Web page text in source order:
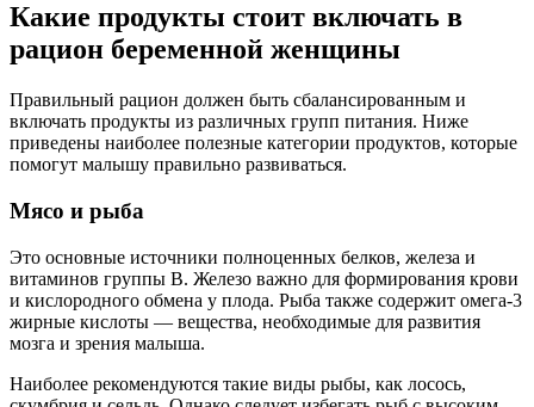
Какие продукты стоит включать в
рацион беременной женщины
Правильный рацион должен быть сбалансированным и
включать продукты из различных групп питания. Ниже
приведены наиболее полезные категории продуктов, которые
помогут малышу правильно развиваться.
Мясо и рыба
Это основные источники полноценных белков, железа и
витаминов группы B. Железо важно для формирования крови
и кислородного обмена у плода. Рыба также содержит омега-3
жирные кислоты — вещества, необходимые для развития
мозга и зрения малыша.
Наиболее рекомендуются такие виды рыбы, как лосось,